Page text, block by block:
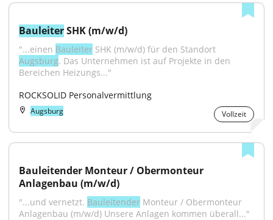
Bauleiter SHK (m/w/d)
"...einen Bauleiter
Augsburg. Das Unternehmen ist auf Projekte in den
Bereichen Heizungs..."
ROCKSOLID Personalvermittlung
Augsburg Vollzeit
Bauleitender Monteur / Obermonteur
Anlagenbau (m/w/d)
"...und vernetzt. Bauleitender Monteur / Obermonteur
Anlagenbau (m/w/d) Unsere Anlagen kommen überall..."